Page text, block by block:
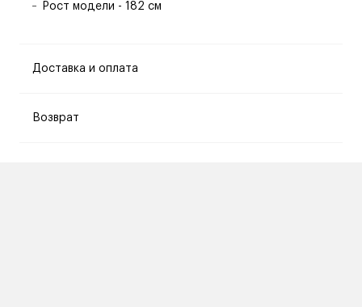
Рост модели - 182 см
Доставка и оплата
Возврат